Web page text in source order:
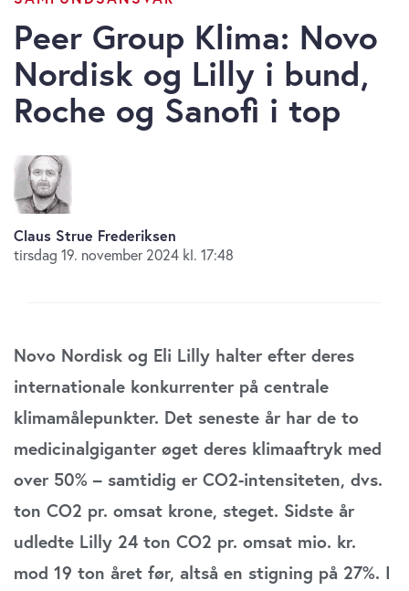
Peer Group Klima: Novo
Nordisk og Lilly i bund,
Roche og Sanofi i top
Claus Strue Frederiksen
tirsdag 19. november 2024 kl. 17:48
Novo Nordisk og Eli Lilly halter efter deres
internationale konkurrenter på centrale
klimamålepunkter. Det seneste år har de to
medicinalgiganter øget deres klimaaftryk med
over 50% – samtidig er CO2-intensiteten, dvs.
ton CO2 pr. omsat krone, steget. Sidste år
udledte Lilly 24 ton CO2 pr. omsat mio. kr.
mod 19 ton året før, altså en stigning på 27%. I